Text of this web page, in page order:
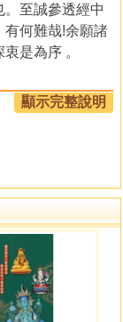
至誠參透經中
有何難哉!余願諸
是為序 。
顯示完整說明